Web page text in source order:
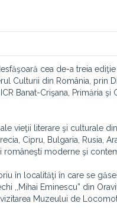
cea de-a treia ediţie
Culturii din România, prin
Banat-Crişana, Primăria şi
vieţii literare şi culturale
Cipru, Bulgaria, Rusia,
româneşti moderne şi
în localităţi în care se
,,Mihai Eminescu” din
Muzeului de